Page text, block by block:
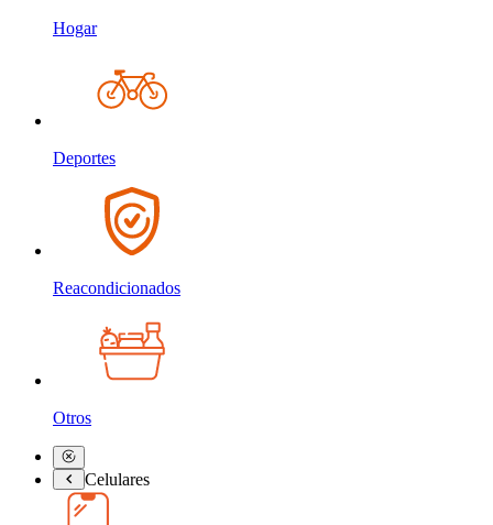
Hogar
Deportes
Reacondicionados
Otros
Celulares